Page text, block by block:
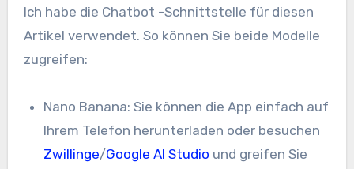
Ich habe die Chatbot -Schnittstelle für diesen
Artikel verwendet. So können Sie beide Modelle
zugreifen:
Nano Banana: Sie können die App einfach auf
Ihrem Telefon herunterladen oder besuchen
Zwillinge/Google AI Studio und greifen Sie